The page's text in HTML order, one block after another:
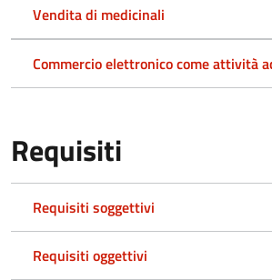
Vendita di medicinali
Commercio elettronico come attività
Requisiti
Requisiti soggettivi
Requisiti oggettivi